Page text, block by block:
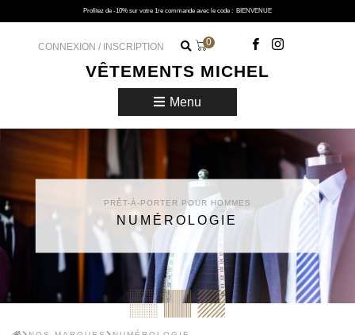
Profitez de -10% sur votre 1re commande avec le code : BIENVENUE
VÊTEMENTS MICHEL
CONNEXION / INSCRIPTION 0
Menu
PRÊT-À-PORTER POUR HOMMES
NUMÉROLOGIE